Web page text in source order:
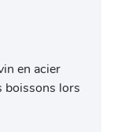
en acier
boissons lors